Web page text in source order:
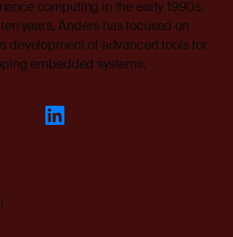
computing in the early 1990s.
years, Anders has focused on
development of advanced tools for
embedded systems.